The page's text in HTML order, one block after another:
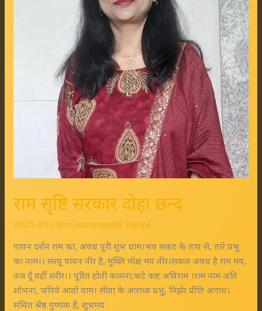
राम सृष्टि सरकार दोहा छन्द
2025-03 / Shri Rammandir Kavya
पावन दर्शन राम का, अवध पुरी शुभ धाम।भव संकट के ताप से, तारे प्रभु
का नाम।। सरयू पावन नीर है, मुक्ति मोक्ष मय तीर।सकल अवध है राम मय,
तज दूँ यहीं शरीर।। पूरित होती कामना,कटे कष्ट अविराम ।राम नाम अति
शोभना, जपिये आठो याम। सीता के आराध्य प्रभु, निर्झर प्रीति अगाध।
संचित श्रेष्ठ गुणांक हैं, शुभमय